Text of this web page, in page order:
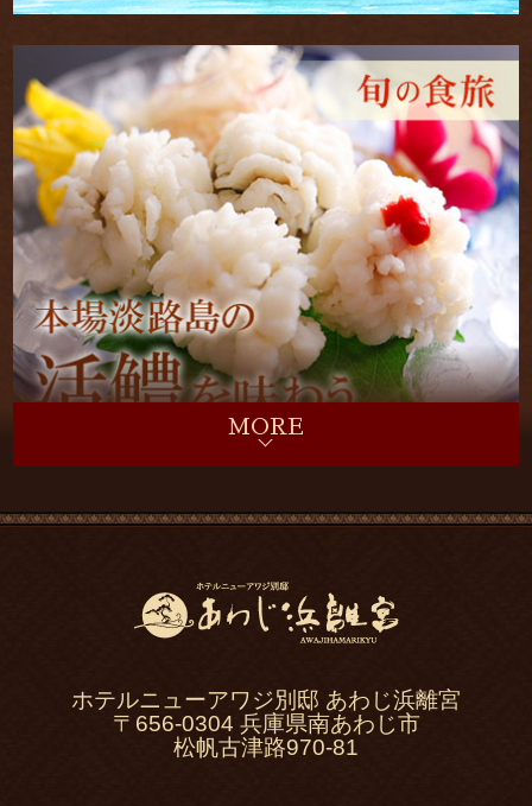
ホテルニューアワジ別邸 あわじ浜離宮
〒656-0304 兵庫県南あわじ市
松帆古津路970-81